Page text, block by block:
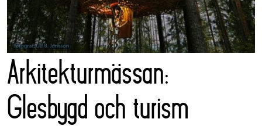
Arkitekturmässan:
Glesbygd och turism